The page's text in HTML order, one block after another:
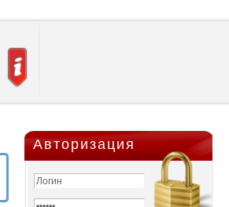
Авторизация